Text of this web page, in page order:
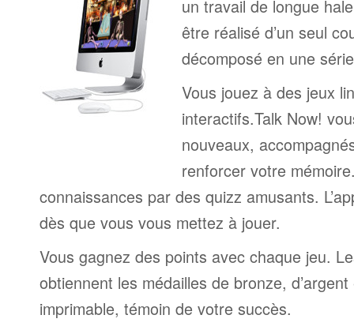
un travail de longue
être réalisé d’un seul
décomposé en une
Vous jouez à des jeux
interactifs.Talk Now!
nouveaux,
renforcer votre
connaissances par des quizz amusants.
dès que vous vous mettez à jouer.
Vous gagnez des points avec chaque jeu.
obtiennent les médailles de bronze,
imprimable, témoin de votre succès.